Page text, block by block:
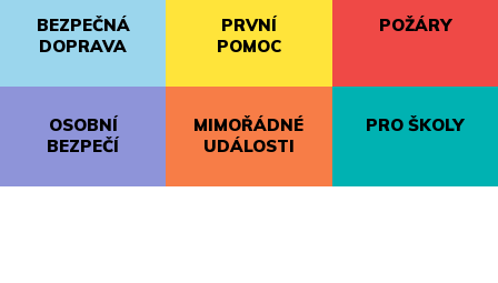
BEZPEČNÁ
DOPRAVA
PRVNÍ
POMOC
POŽÁRY
OSOBNÍ
BEZPEČÍ
MIMOŘÁDNÉ
UDÁLOSTI
PRO ŠKOLY